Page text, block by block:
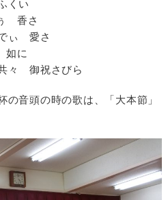
い
香さ
ぃ 愛さ
に
々 御祝さびら
の音頭の時の歌は、「大本節」